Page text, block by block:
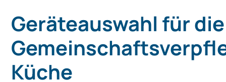
Geräteauswahl für die
Küche